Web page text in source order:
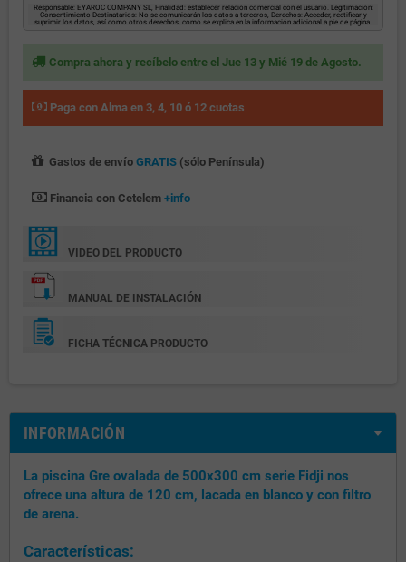
Responsable: EYAROC COMPANY SL, Finalidad: establecer relación comercial con el usuario. Legitimación:
Consentimiento Destinatarios: No se comunicarán los datos a terceros, Derechos: Acceder, rectificar y
suprimir los datos, así como otros derechos, como se explica en la información adicional a pie de página.
Compra ahora y recíbelo entre el Jue 13 y Mié 19 de Agosto.
Paga con Alma en 3, 4, 10 ó 12 cuotas
Gastos de envío GRATIS(sólo Península)
Financia con Cetelem +info
VIDEO DEL PRODUCTO
MANUAL DE INSTALACIÓN
FICHA TÉCNICA PRODUCTO
INFORMACIÓN
La piscina Gre ovalada de 500x300 cm serie Fidji nos
ofrece una altura de 120 cm, lacada en blanco y con filtro
de arena.
Características: